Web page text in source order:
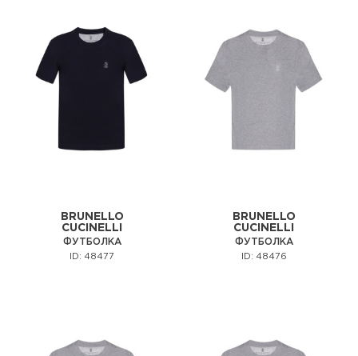
BRUNELLO
CUCINELLI
ФУТБОЛКА
ID: 48477
BRUNELLO
CUCINELLI
ФУТБОЛКА
ID: 48476